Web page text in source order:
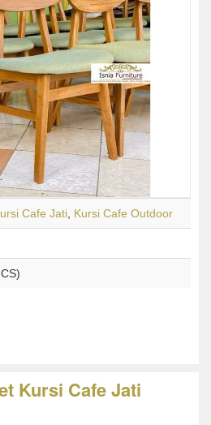
Cafe Jati Kursi Cafe Outdoor
Kursi Cafe Jati